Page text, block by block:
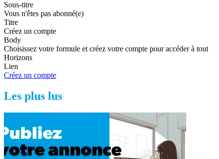
Sous-titre
Vous n'êtes pas abonné(e)
Titre
Créez un compte
Body
Choisissez votre formule et créez votre compte pour accéder à tout
Horizons
Lien
Créez un compte
Les plus lus